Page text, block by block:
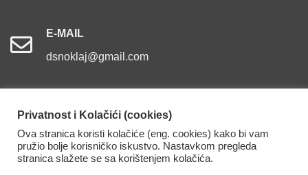
E-MAIL
dsnoklaj@gmail.com
Dom za starije osobe Oklaj. Sva prava pridržana.
Izjava o pristupačnosti
Privatnost i Kolačići (cookies)
Ova stranica koristi kolačiće (eng. cookies) kako bi vam
pružio bolje korisničko iskustvo. Nastavkom pregleda
stranica slažete se sa korištenjem kolačića.